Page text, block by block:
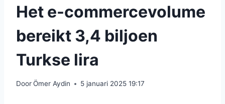
Het e-commercevolume
bereikt 3,4 biljoen
Turkse lira
DoorÖmer Aydin 5 januari 2025 19:17